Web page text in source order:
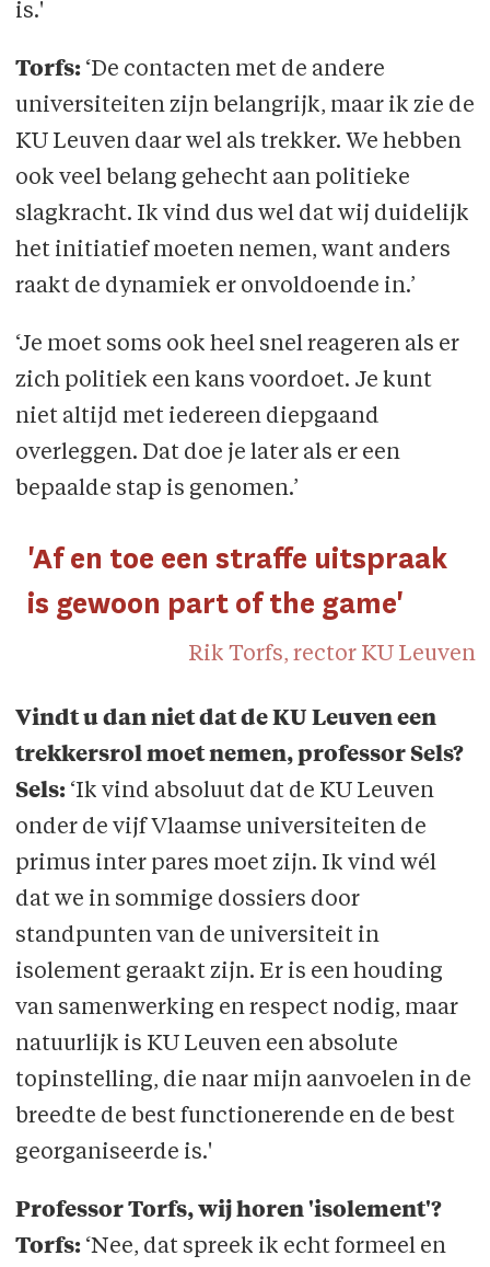
is.'
Torfs: ‘De contacten met de andere
universiteiten zijn belangrijk, maar ik zie de
KU Leuven daar wel als trekker. We hebben
ook veel belang gehecht aan politieke
slagkracht. Ik vind dus wel dat wij duidelijk
het initiatief moeten nemen, want anders
raakt de dynamiek er onvoldoende in.’
‘Je moet soms ook heel snel reageren als er
zich politiek een kans voordoet. Je kunt
niet altijd met iedereen diepgaand
overleggen. Dat doe je later als er een
bepaalde stap is genomen.’
'Af en toe een straffe uitspraak
is gewoon part of the game'
Rik Torfs, rector KU Leuven
Vindt u dan niet dat de KU Leuven een
trekkersrol moet nemen, professor Sels?
Sels: ‘Ik vind absoluut dat de KU Leuven
onder de vijf Vlaamse universiteiten de
primus inter pares moet zijn. Ik vind wél
dat we in sommige dossiers door
standpunten van de universiteit in
isolement geraakt zijn. Er is een houding
van samenwerking en respect nodig, maar
natuurlijk is KU Leuven een absolute
topinstelling, die naar mijn aanvoelen in de
breedte de best functionerende en de best
georganiseerde is.'
Professor Torfs, wij horen 'isolement'?
Torfs: ‘Nee, dat spreek ik echt formeel en